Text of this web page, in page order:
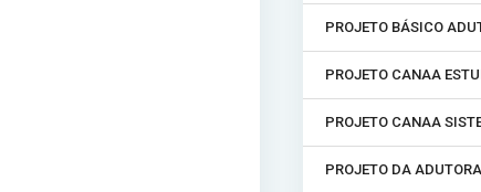
PROJETO BÁSICO
PROJETO CANAA
PROJETO CANAA
PROJETO DA